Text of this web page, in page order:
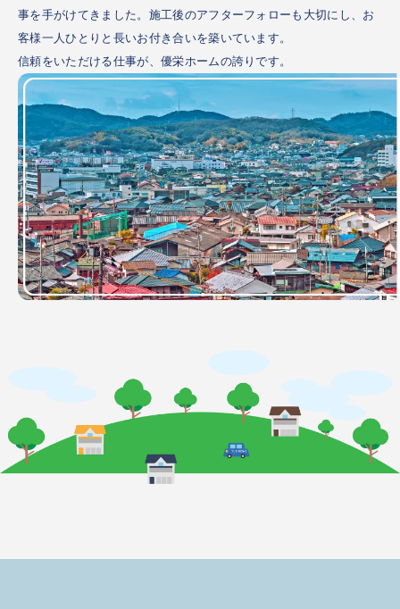
事を手がけてきました。施工後のアフターフォローも大切にし、お
客様一人ひとりと長いお付き合いを築いています。
信頼をいただける仕事が、優栄ホームの誇りです。